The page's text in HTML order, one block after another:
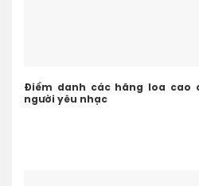
Điểm danh các hãng loa cao
người yêu nhạc